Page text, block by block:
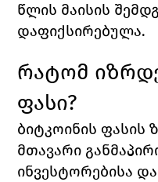
წლის მაისის
დაფიქსირებულა.
რატომ
ფასი?
ბიტკოინის
მთავარი
ინვესტორებისა